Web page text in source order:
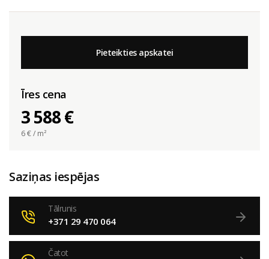
Pieteikties apskatei
Īres cena
3 588 €
6€ / m²
Saziņas iespējas
Tālrunis
+371 29 470 064
Čatot